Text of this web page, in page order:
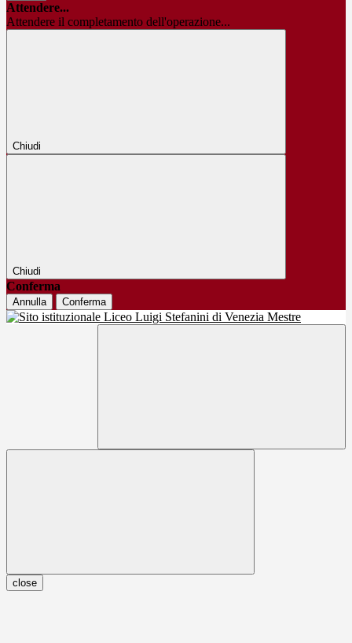
Attendere...
Attendere il completamento dell'operazione...
Chiudi
Chiudi
Conferma
Annulla Conferma
close